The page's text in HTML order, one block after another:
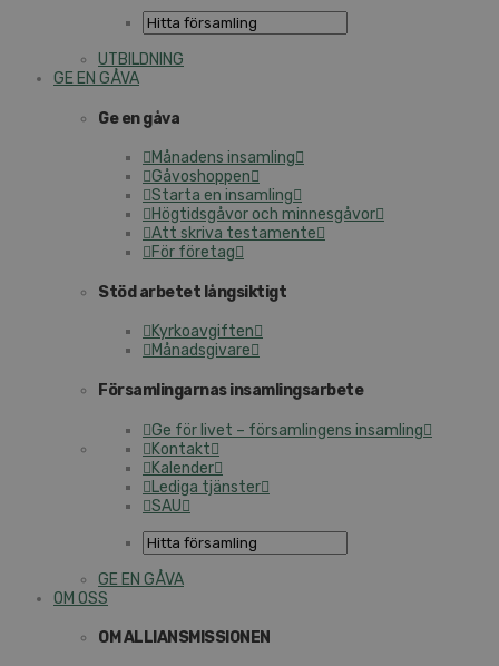
UTBILDNING
GE EN GÅVA
Ge en gåva
Månadens insamling
Gåvoshoppen
Starta en insamling
Högtidsgåvor och minnesgåvor
Att skriva testamente
För företag
Stöd arbetet långsiktigt
Kyrkoavgiften
Månadsgivare
Församlingarnas insamlingsarbete
Ge för livet – församlingens insamling
Kontakt
Kalender
Lediga tjänster
SAU
GE EN GÅVA
OM OSS
OM ALLIANSMISSIONEN